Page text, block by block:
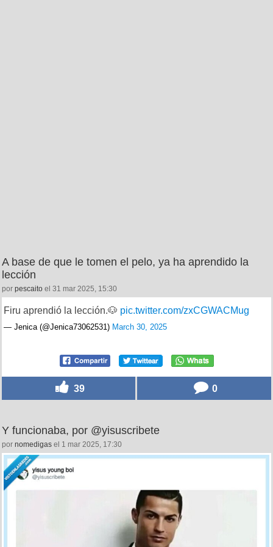
A base de que le tomen el pelo, ya ha aprendido la
lección
por pescaito el 31 mar 2025, 15:30
Firu aprendió la lección.🐶 pic.twitter.com/zxCGWACMug
— Jenica (@Jenica73062531) March 30, 2025
39 0
Y funcionaba, por @yisuscribete
por nomedigas el 1 mar 2025, 17:30